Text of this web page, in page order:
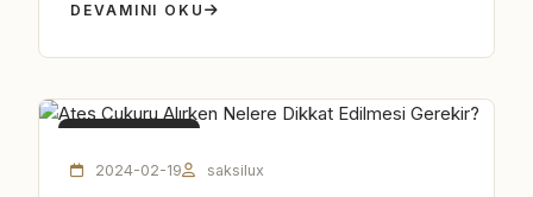
DEVAMINI OKU
2024-02-19 saksilux